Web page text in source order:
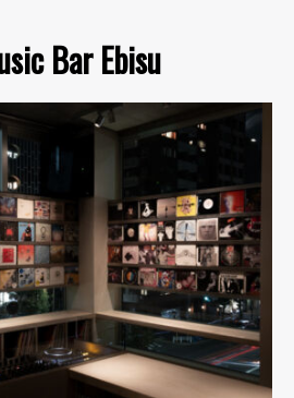
Bar Ebisu